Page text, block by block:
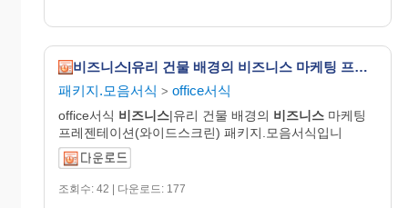
비즈니스|유리 건물 배경의 비즈니스 마케팅 프레젠테이션(와이드스크린)
패키지.모음서식 > office서식
office서식 비즈니스|유리 건물 배경의 비즈니스 마케팅
프레젠테이션(와이드스크린) 패키지.모음서식입니
조회수: 42 | 다운로드: 177